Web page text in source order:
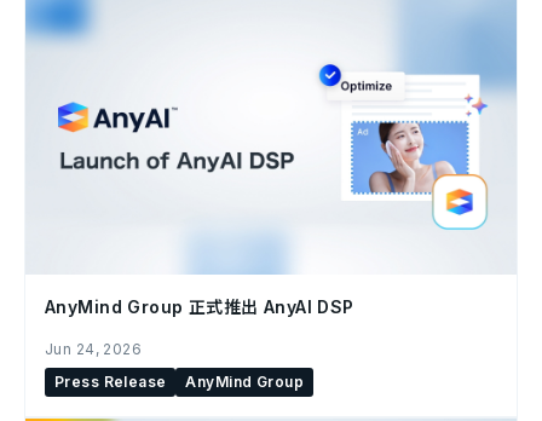
AnyMind Group 正式推出 AnyAI DSP
Jun 24, 2026
Press Release
AnyMind Group